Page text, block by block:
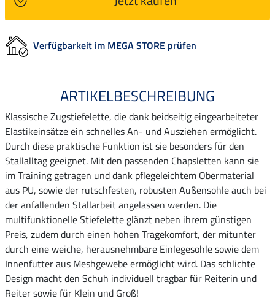
Verfügbarkeit im MEGA STORE prüfen
ARTIKELBESCHREIBUNG
Klassische Zugstiefelette, die dank beidseitig eingearbeiteter
Elastikeinsätze ein schnelles An- und Ausziehen ermöglicht.
Durch diese praktische Funktion ist sie besonders für den
Stallalltag geeignet. Mit den passenden Chapsletten kann sie
im Training getragen und dank pflegeleichtem Obermaterial
aus PU, sowie der rutschfesten, robusten Außensohle auch bei
der anfallenden Stallarbeit angelassen werden. Die
multifunktionelle Stiefelette glänzt neben ihrem günstigen
Preis, zudem durch einen hohen Tragekomfort, der mitunter
durch eine weiche, herausnehmbare Einlegesohle sowie dem
Innenfutter aus Meshgewebe ermöglicht wird. Das schlichte
Design macht den Schuh individuell tragbar für Reiterin und
Reiter sowie für Klein und Groß!